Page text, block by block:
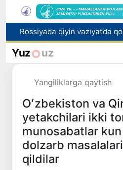
Yuz uz
Yangiliklarga qaytish
Oʻzbekiston va
yetakchilari ikki
munosabatlar
dolzarb
qildilar